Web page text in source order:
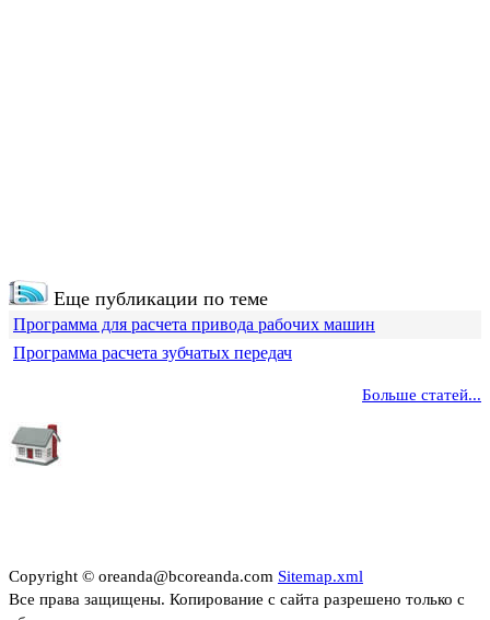
Еще публикации по теме
Программа для расчета привода рабочих машин
Программа расчета зубчатых передач
Больше статей...
Copyright © oreanda@bcoreanda.com Sitemap.xml
Все права защищены. Копирование с сайта разрешено только с